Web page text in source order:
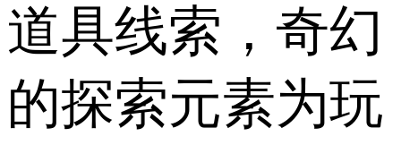
道具线索，奇幻
的探索元素为玩